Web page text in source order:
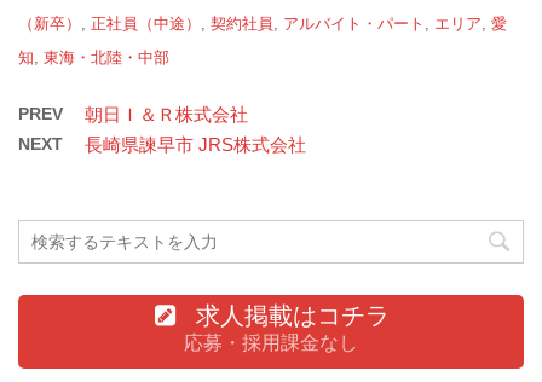
（新卒）
正社員（中途） 契約社員 アルバイト・パート エリア 愛
知 東海・北陸・中部
PREV 朝日Ｉ＆Ｒ株式会社
NEXT 長崎県諫早市 JRS株式会社
求人掲載はコチラ
応募・採用課金なし